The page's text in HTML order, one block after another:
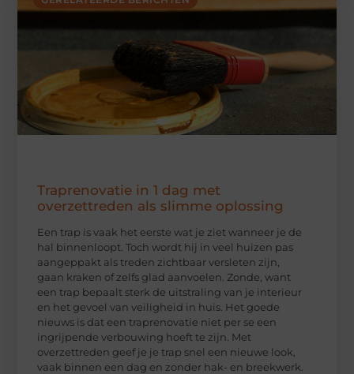
Traprenovatie in 1 dag met
overzettreden als slimme oplossing
Een trap is vaak het eerste wat je ziet wanneer je de
hal binnenloopt. Toch wordt hij in veel huizen pas
aangeppakt als treden zichtbaar versleten zijn,
gaan kraken of zelfs glad aanvoelen. Zonde, want
een trap bepaalt sterk de uitstraling van je interieur
en het gevoel van veiligheid in huis. Het goede
nieuws is dat een traprenovatie niet per se een
ingrijpende verbouwing hoeft te zijn. Met
overzettreden geef je je trap snel een nieuwe look,
vaak binnen een dag en zonder hak- en breekwerk.